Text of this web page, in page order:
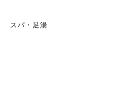
スパ・足湯